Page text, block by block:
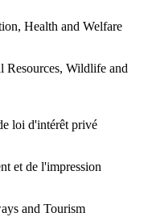
Health and Welfare
Resources, Wildlife and
loi d'intérêt privé
et de l'impression
and Tourism